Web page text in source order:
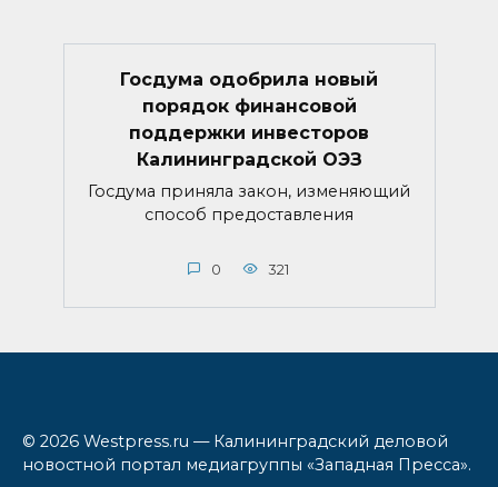
Госдума одобрила новый
порядок финансовой
поддержки инвесторов
Калининградской ОЭЗ
Госдума приняла закон, изменяющий
способ предоставления
0 321
© 2026 Westpress.ru — Калининградский деловой
новостной портал медиагруппы «Западная Пресса».